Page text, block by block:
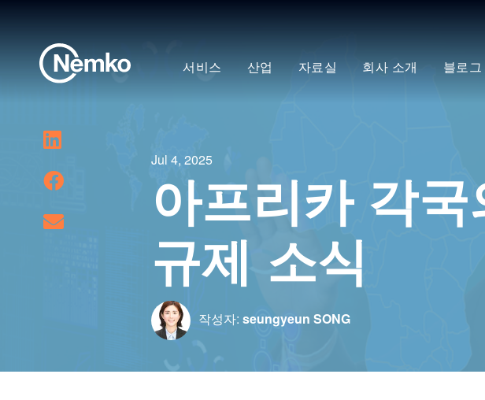
서비스 산업 자료실 회사 소개 블로그
Jul 4, 2025
아프리카 각
규제 소식
작성자: seungyeun SONG